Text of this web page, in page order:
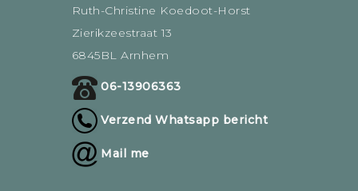
Ruth-Christine Koedoot-Horst
Zierikzeestraat 13
6845BL Arnhem
06-13906363
Verzend Whatsapp bericht
Mail me